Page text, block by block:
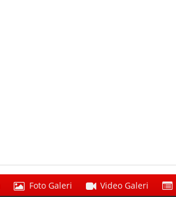
Foto Galeri Video Galeri